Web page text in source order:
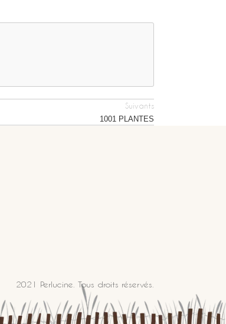
Suivants
1001 PLANTES
2021 Perlucine. Tous droits réservés.